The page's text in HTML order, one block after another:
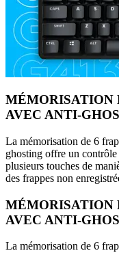
MÉMORISATION
AVEC ANTI-
La mémorisation de 6
ghosting offre un
plusieurs touches de
des frappes non
MÉMORISATION
AVEC ANTI-
La mémorisation de 6